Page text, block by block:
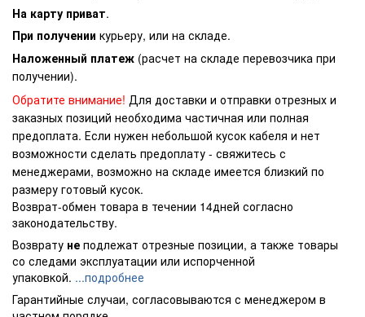
На карту приват.
При получении курьеру, или на складе.
Наложенный платеж (расчет на складе перевозчика при
получении).
Обратите внимание! Для доставки и отправки отрезных и
заказных позиций необходима частичная или полная
предоплата. Если нужен небольшой кусок кабеля и нет
возможности сделать предоплату - свяжитесь с
менеджерами, возможно на складе имеется близкий по
размеру готовый кусок.
Возврат-обмен товара в течении 14дней согласно
законодательству.
Возврату не подлежат отрезные позиции, а также товары
со следами эксплуатации или испорченной
упаковкой. ...подробнее
Гарантийные случаи, согласовываются с менеджером в